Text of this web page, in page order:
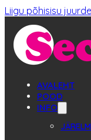
Liigu põhisisu juurde
AVALEHT
POOD
INFO